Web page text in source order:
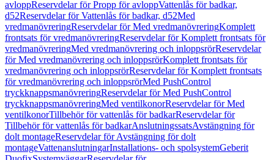
avloppReservdelar för Propp för avloppVattenlås för badkar,
d52Reservdelar för Vattenlås för badkar, d52Med
vredmanövreringReservdelar för Med vredmanövreringKomplett
frontsats för vredmanövreringReservdelar för Komplett frontsats för
vredmanövreringMed vredmanövrering och inloppsrörReservdelar
för Med vredmanövrering och inloppsrörKomplett frontsats för
vredmanövrering och inloppsrörReservdelar för Komplett frontsats
för vredmanövrering och inloppsrörMed PushControl
tryckknappsmanövreringReservdelar för Med PushControl
tryckknappsmanövreringMed ventilkonorReservdelar för Med
ventilkonorTillbehör för vattenlås för badkarReservdelar för
Tillbehör för vattenlås för badkarAnslutningssatsAvstängning för
dolt montageReservdelar för Avstängning för dolt
montageVattenanslutningarInstallations- och spolsystemGeberit